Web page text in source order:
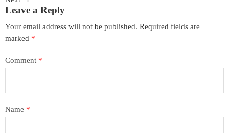
Leave a Reply
Your email address will not be published. Required fields are
marked *
Comment *
Name *